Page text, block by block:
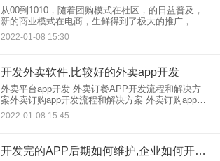
从00到1010，随着团购模式在社区，的日益普及，
新的商业模式在电商，生鲜得到了极大的推广，因
为生鲜，作为一个流量产品，是非常关键的。在社
区，培育网络消费习惯的场景中，必须通过刚需和
2022-01-08 15:30
开发外卖软件,比较好的外卖app开发
外卖平台app开发 外卖订餐APP开发流程和解决方
案外卖订购app开发流程和解决方案 外卖订购app开
发是懒惰经济的产物。用户无需外出即可获得美食
资讯，在线订餐、快速配送等服务，开启移动应用
2022-01-08 15:45
开发完的APP后期如何维护,企业如何开发自己的APP